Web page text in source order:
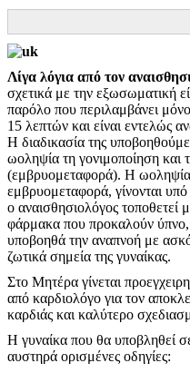
Λίγα λόγια από τον
σχετικά με την εξωσωματική
παρόλο που περιλαμβάνει
15 λεπτών και είναι εντελώς
Η διαδικασία της
ωοληψία τη γονιμοποίηση
(εμβρυομεταφορά). Η ωοληψία
εμβρυομεταφορά, γίνονται
ο αναισθησιολόγος τοποθετεί
φάρμακα που προκαλούν
υποβοηθά την αναπνοή με
ζωτικά σημεία της γυναίκας.
Στο Μητέρα γίνεται
από καρδιολόγο για τον
καρδιάς και καλύτερο
Η γυναίκα που θα υποβληθεί
αυστηρά ορισμένες οδηγίες: